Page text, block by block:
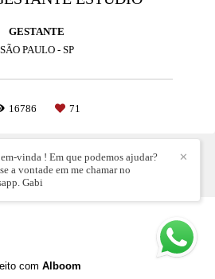
GESTANTE
SÃO PAULO - SP
16786 71
✕
vinda ! Em que podemos ajudar?
a vontade em me chamar no
Gabi
com Alboom